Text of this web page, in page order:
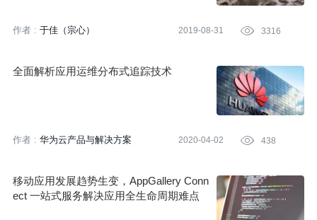
作者 : 于佳（宗心） 2019-08-31  3316
全面解析应用运维分布式追踪技术
作者 : 华为云产品与解决方案 2020-04-02  438
移动应用发展趋势生变，AppGallery Conn
ect 一站式服务解决应用全生命周期难点